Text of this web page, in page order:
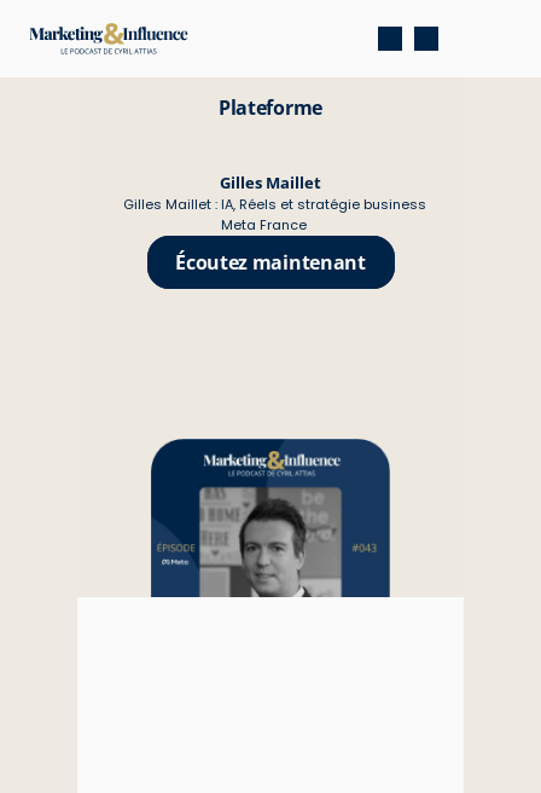
Plateforme
Gilles Maillet : IA, Réels et stratégie business
Meta France
Gilles Maillet
Écoutez maintenant